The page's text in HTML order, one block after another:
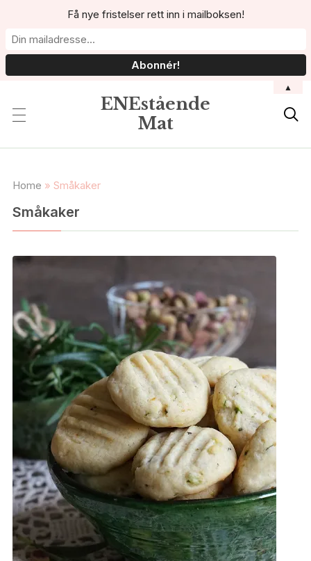
ENEstående
Mat

Home » Småkaker
Småkaker
Få nye fristelser rett inn i mailboksen!
▲